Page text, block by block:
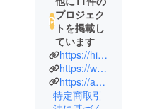
プロジェク
トを掲載し
ています
https://highcard2018.wixsite.com/mysite
https://www.youtube.com/channel/UCJ8_jSB6ITXx3aDGeYlzdPg
https://ameblo.jp/highcard2018/
特定商取引